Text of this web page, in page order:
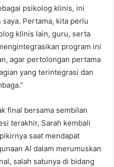
psikolog klinis, ini
Pertama, kita perlu
klinis lain, guru, serta
program ini
agar pertolongan pertama
yang terintegrasi dan
final bersama sembilan
terakhir, Sarah kembali
saat mendapat
AI dalam merumuskan
salah satunya di bidang